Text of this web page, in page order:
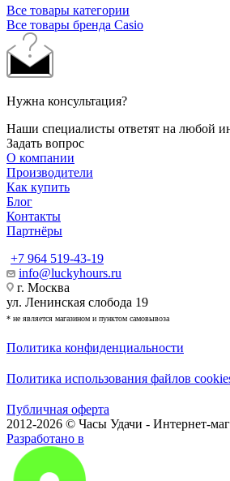
Все товары категории
Все товары бренда Casio
Нужна консультация?
Наши специалисты ответят на любой
Задать вопрос
О компании
Производители
Как купить
Блог
Контакты
Партнёры
+7 964 519-43-19
info@luckyhours.ru
г. Москва
ул. Ленинская слобода 19
* не является магазином и пунктом самовывоза
Политика конфиденциальности
Политика использования файлов
Публичная оферта
2012-2026 © Часы Удачи - Интернет-
Разработано в